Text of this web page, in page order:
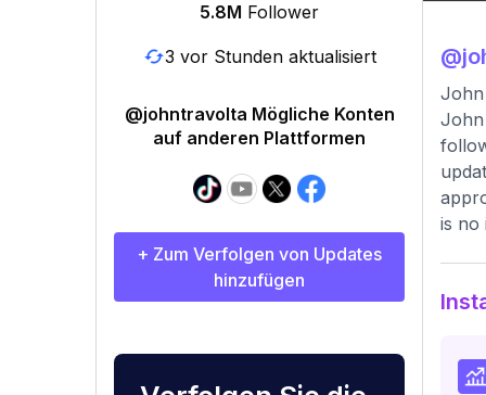
5.8M Follower
3 vor Stunden aktualisiert
@johntravolta Mögliche Konten
auf anderen Plattformen
+ Zum Verfolgen von Updates
hinzufügen
@
John
John
is no